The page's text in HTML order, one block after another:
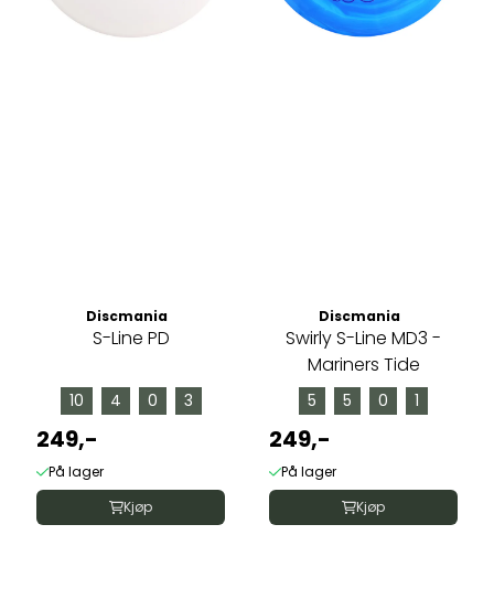
Discmania
S-Line PD
10 4 0 3
249,-
På lager
Kjøp
Discmania
Swirly S-Line MD3 -
Mariners Tide
5 5 0 1
249,-
På lager
Kjøp